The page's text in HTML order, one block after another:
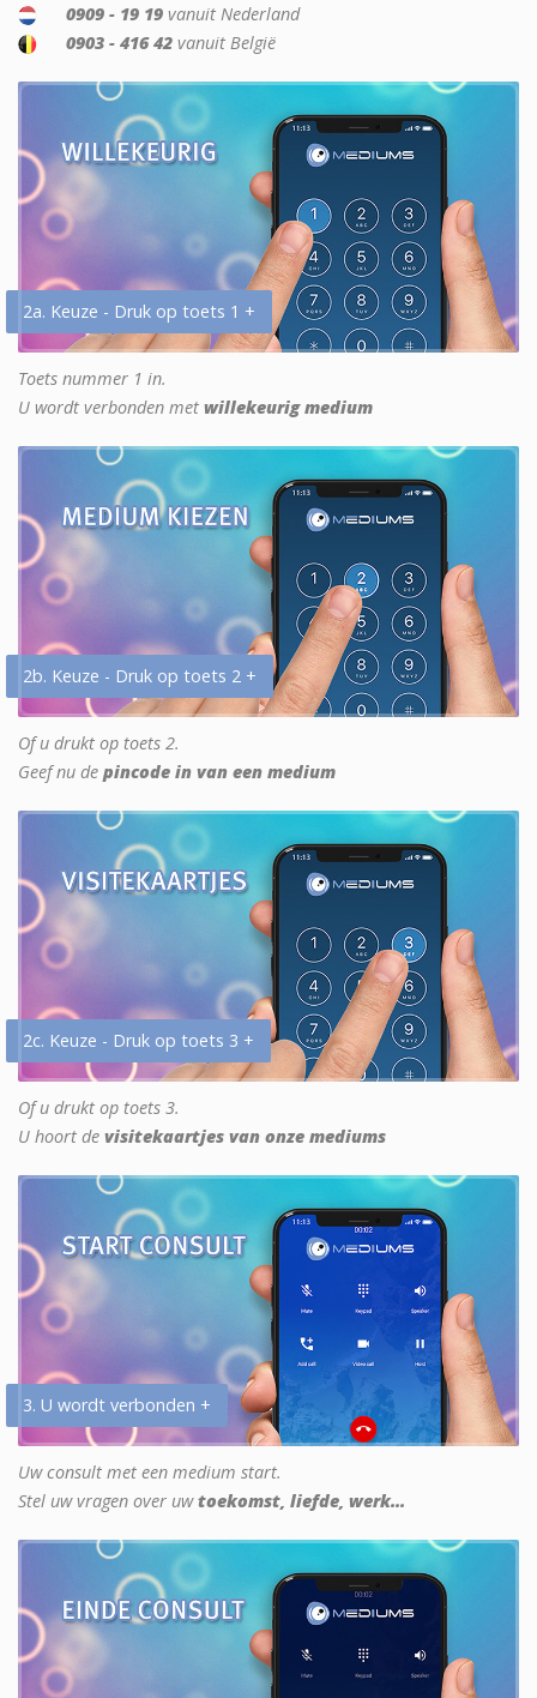
0909 - 19 19 vanuit Nederland
0903 - 416 42 vanuit België
2a. Keuze - Druk op toets 1 +
Toets nummer 1 in.
U wordt verbonden met willekeurig medium
2b. Keuze - Druk op toets 2 +
Of u drukt op toets 2.
Geef nu de pincode in van een medium
2c. Keuze - Druk op toets 3 +
Of u drukt op toets 3.
U hoort de visitekaartjes van onze mediums
3. U wordt verbonden +
Uw consult met een medium start.
Stel uw vragen over uwtoekomst, liefde, werk...